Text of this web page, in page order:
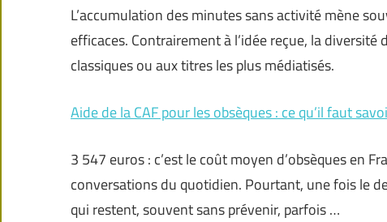
L’accumulation des minutes sans activité mène
efficaces. Contrairement à l’idée reçue, la
classiques ou aux titres les plus médiatisés.
Aide de la CAF pour les obsèques : ce qu’il faut
3 547 euros : c’est le coût moyen d’obsèques en
conversations du quotidien. Pourtant, une fois le
qui restent, souvent sans prévenir, parfois …